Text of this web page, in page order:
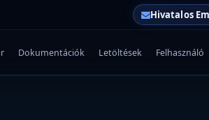
Hivatalos
Dokumentációk Letöltések Felhasználó